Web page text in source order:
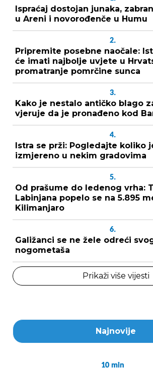
Ispraćaj dostojan junaka,
u Areni i novorođenče u Humu
2.
Pripremite posebne naočale:
će imati najbolje uvjete u
promatranje pomrčine sunca
3.
Kako je nestalo antičko blago
vjeruje da je pronađeno kod
4.
Istra se prži: Pogledajte koliko
izmjereno u nekim gradovima
5.
Od prašume do ledenog vrha:
Labinjana popelo se na 5.895
Kilimanjaro
6.
Galižanci se ne žele odreći
nogometaša
Prikaži više vijesti
Najnovije
10 min